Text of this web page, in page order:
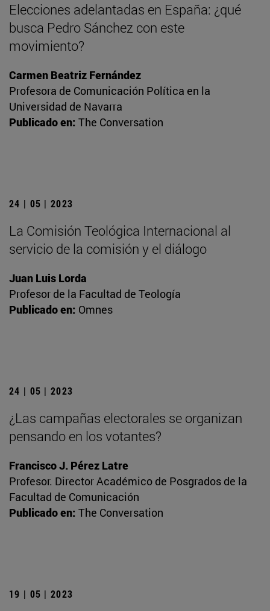
Elecciones adelantadas en España: ¿qué
busca Pedro Sánchez con este
movimiento?
Carmen Beatriz Fernández
Profesora de Comunicación Política en la
Universidad de Navarra
Publicado en: The Conversation
24 | 05 | 2023
La Comisión Teológica Internacional al
servicio de la comisión y el diálogo
Juan Luis Lorda
Profesor de la Facultad de Teología
Publicado en: Omnes
24 | 05 | 2023
¿Las campañas electorales se organizan
pensando en los votantes?
Francisco J. Pérez Latre
Profesor. Director Académico de Posgrados de la
Facultad de Comunicación
Publicado en: The Conversation
19 | 05 | 2023